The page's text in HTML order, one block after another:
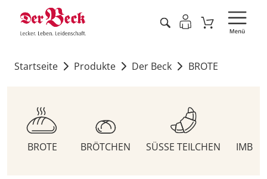
Startseite Produkte Der Beck BROTE
BROTE BRÖTCHEN SÜSSE TEILCHEN